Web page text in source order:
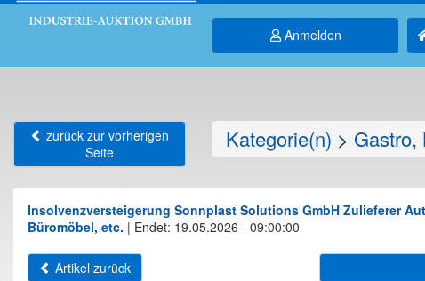
Anmelden
zurück zur vorherigen
Seite
Kategorie(n) > Gastro,
Insolvenzversteigerung Sonnplast Solutions GmbH Zulieferer
Büromöbel, etc. | Endet: 19.05.2026 - 09:00:00
Artikel zurück